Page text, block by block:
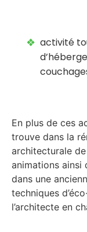
activité
En plus de ces
trouve dans la
architecturale
animations ainsi
dans une
techniques
l’architecte en